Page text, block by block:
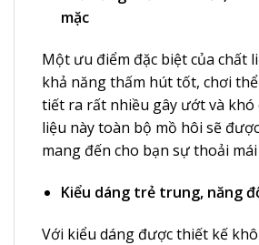
mặc
Một ưu điểm đặc biệt của chất
khả năng thấm hút tốt, chơi
tiết ra rất nhiều gây ướt và khó
liệu này toàn bộ mồ hôi sẽ
mang đến cho bạn sự thoải
Kiểu dáng trẻ trung, năng
Với kiểu dáng được thiết kế